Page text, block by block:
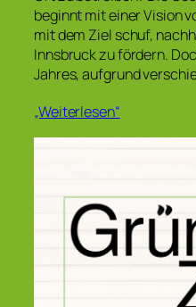
beginnt mit einer Vision
mit dem Ziel schuf,
Innsbruck zu fördern.
Jahres, aufgrund
„Weiterlesen“